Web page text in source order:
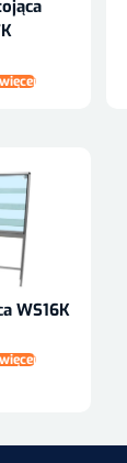
WS16K